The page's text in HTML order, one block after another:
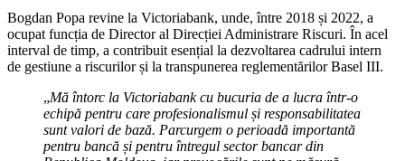
Bogdan Popa revine la Victoriabank, unde, între 2018 și 2022, a
ocupat funcția de Director al Direcției Administrare Riscuri. În acel
interval de timp, a contribuit esențial la dezvoltarea cadrului intern
de gestiune a riscurilor și la transpunerea reglementărilor Basel III.
„Mă întorc la Victoriabank cu bucuria de a lucra într-o
echipă pentru care profesionalismul și responsabilitatea
sunt valori de bază. Parcurgem o perioadă importantă
pentru bancă și pentru întregul sector bancar din